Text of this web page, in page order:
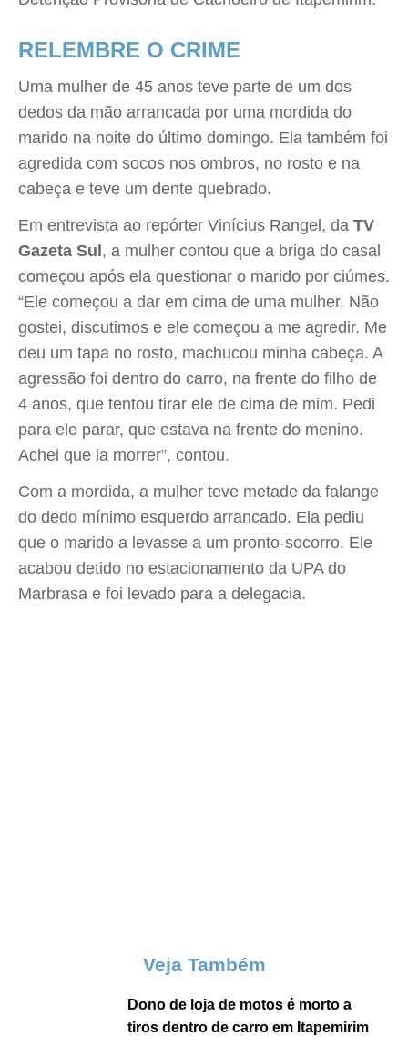
RELEMBRE O CRIME
Uma mulher de 45 anos teve parte de um dos
dedos da mão arrancada por uma mordida do
marido na noite do último domingo. Ela também foi
agredida com socos nos ombros, no rosto e na
cabeça e teve um dente quebrado.
Em entrevista ao repórter Vinícius Rangel, da TV
Gazeta Sul , a mulher contou que a briga do casal
começou após ela questionar o marido por ciúmes.
“Ele começou a dar em cima de uma mulher. Não
gostei, discutimos e ele começou a me agredir. Me
deu um tapa no rosto, machucou minha cabeça. A
agressão foi dentro do carro, na frente do filho de
4 anos, que tentou tirar ele de cima de mim. Pedi
para ele parar, que estava na frente do menino.
Achei que ia morrer”, contou.
Com a mordida, a mulher teve metade da falange
do dedo mínimo esquerdo arrancado. Ela pediu
que o marido a levasse a um pronto-socorro. Ele
acabou detido no estacionamento da UPA do
Marbrasa e foi levado para a delegacia.
Veja Também
Dono de loja de motos é morto a
tiros dentro de carro em Itapemirim